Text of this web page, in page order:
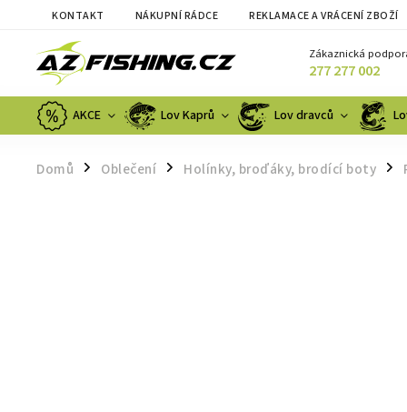
KONTAKT NÁKUPNÍ RÁDCE REKLAMACE A VRÁCENÍ ZBOŽÍ
Zákaznická
277 277 002
AKCE Lov Kaprů Lov dravců
Domů / Oblečení / Holínky, broďáky, brodící boty /